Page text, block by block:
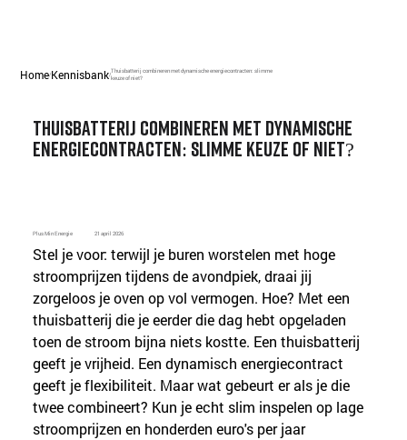
Home/Kennisbank/Thuisbatterij combineren met dynamische energiecontracten: slimme
keuze of niet?
Thuisbatterij combineren met dynamische
energiecontracten: slimme keuze of niet?
Plus Min Energie 21 april 2026
Stel je voor: terwijl je buren worstelen met hoge
stroomprijzen tijdens de avondpiek, draai jij
zorgeloos je oven op vol vermogen. Hoe? Met een
thuisbatterij die je eerder die dag hebt opgeladen
toen de stroom bijna niets kostte. Een thuisbatterij
geeft je vrijheid. Een dynamisch energiecontract
geeft je flexibiliteit. Maar wat gebeurt er als je die
twee combineert? Kun je echt slim inspelen op lage
stroomprijzen en honderden euro's per jaar